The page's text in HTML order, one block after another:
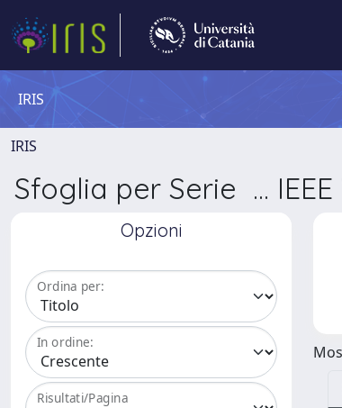
IRIS
IRIS
Sfoglia per Serie ... IEEE
Opzioni
Ordina per:
In ordine:
Risultati/Pagina